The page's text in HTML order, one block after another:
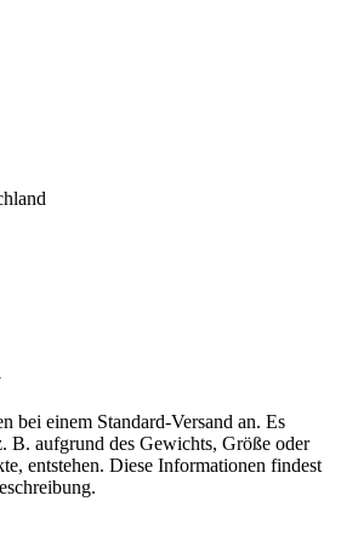
bei einem Standard-Versand an. Es
B. aufgrund des Gewichts, Größe oder
entstehen. Diese Informationen findest